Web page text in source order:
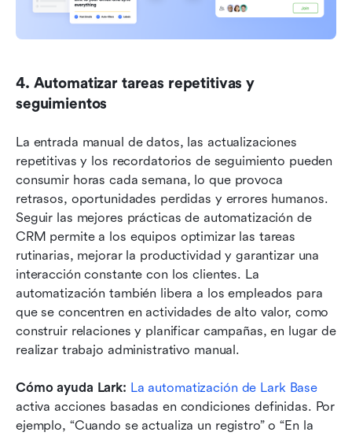
4. Automatizar tareas repetitivas y
seguimientos
La entrada manual de datos, las actualizaciones
repetitivas y los recordatorios de seguimiento pueden
consumir horas cada semana, lo que provoca
retrasos, oportunidades perdidas y errores humanos.
Seguir las mejores prácticas de automatización de
CRM permite a los equipos optimizar las tareas
rutinarias, mejorar la productividad y garantizar una
interacción constante con los clientes. La
automatización también libera a los empleados para
que se concentren en actividades de alto valor, como
construir relaciones y planificar campañas, en lugar de
realizar trabajo administrativo manual.
Cómo ayuda Lark: La automatización de Lark Base
activa acciones basadas en condiciones definidas. Por
ejemplo, “Cuando se actualiza un registro” o “En la